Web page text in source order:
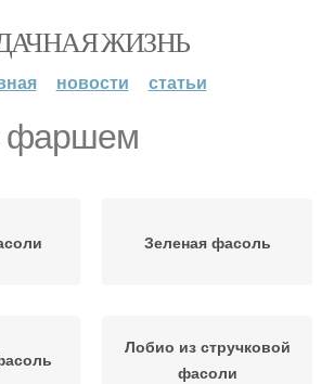
ЖИЗНЬ
новости статьи
фаршем
Зеленая фасоль
Лобио из стручковой
фасоли